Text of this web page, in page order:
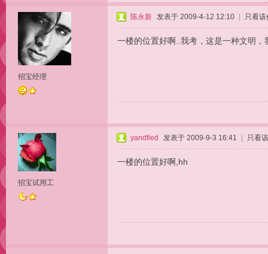
招宝经理
陈永新 发表于 2009-4-12 12:10 只看该
一楼的位置好啊..我考，这是一种文明
招宝试用工
yandfied 发表于 2009-9-3 16:41 只看
一楼的位置好啊,hh